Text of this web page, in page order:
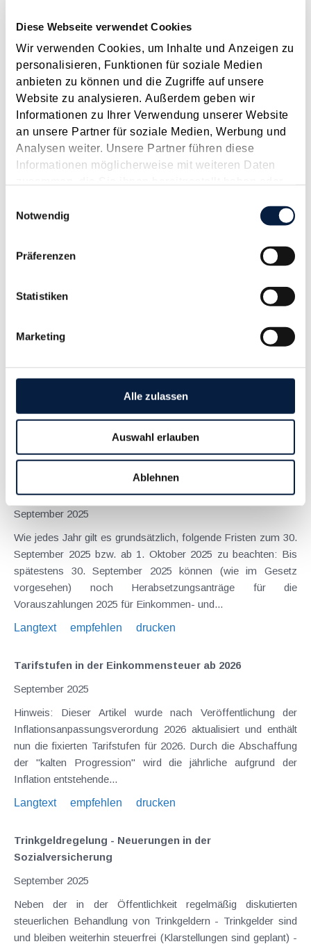
Diese Webseite verwendet Cookies
Wir verwenden Cookies, um Inhalte und Anzeigen zu
personalisieren, Funktionen für soziale Medien
anbieten zu können und die Zugriffe auf unsere
Website zu analysieren. Außerdem geben wir
Informationen zu Ihrer Verwendung unserer Website
an unsere Partner für soziale Medien, Werbung und
Analysen weiter. Unsere Partner führen diese
Informationen möglicherweise mit weiteren Daten
gesammelt haben.
Notwendig
Präferenzen
Statistiken
Marketing
Alle zulassen
Auswahl erlauben
Ablehnen
JAN
FEB MÄR APR
AUG
SEP OKT NOV DEZ [ X ]
Elektronische Offenlegung des Jahresabschlusses per
September 2025
Etwa 200.000 betroffene Unternehmen müssen in Österreich
ihren Jahresabschluss bis spätestens neun Monate nach dem
Bilanzstichtag offenlegen. Für die große Masse der
Kapitalgesellschaften, bei denen der Bilanzstichtag der 31.12.
ist, muss daher die Offenlegung bis zum...
Mitgliedstaaten für das Jahr 2024
Am 30. September 2025 endet die Frist für österreichische
Mitgliedstaaten zurückholen wollen. Dabei handelt es sich um
eine sogenannte Fallfrist - Anträge, die nicht oder nicht
vollständig bis zum Ende der Frist...
empfehlen drucken
Steuertermine für Herabsetzungsanträge und
Anspruchsverzinsung
September 2025
Wie jedes Jahr gilt es grundsätzlich, folgende Fristen zum 30.
September 2025 bzw. ab 1. Oktober 2025 zu beachten: Bis
spätestens 30. September 2025 können (wie im Gesetz
vorgesehen) noch Herabsetzungsanträge für die
Vorauszahlungen 2025 für Einkommen- und...
Langtext
empfehlen drucken
Tarifstufen in der Einkommensteuer ab 2026
September 2025
Hinweis: Dieser Artikel wurde nach Veröffentlichung der
Inflationsanpassungsverordung 2026 aktualisiert und enthält
nun die fixierten Tarifstufen für 2026. Durch die Abschaffung
der "kalten Progression" wird die jährliche aufgrund der
Inflation entstehende...
Langtext
empfehlen drucken
Trinkgeldregelung - Neuerungen in der
Sozialversicherung
September 2025
Neben der in der Öffentlichkeit regelmäßig diskutierten
steuerlichen Behandlung von Trinkgeldern - Trinkgelder sind
und bleiben weiterhin steuerfrei (Klarstellungen sind geplant) -